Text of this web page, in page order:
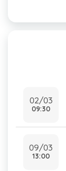
02/03
09:30
09/03
13:00